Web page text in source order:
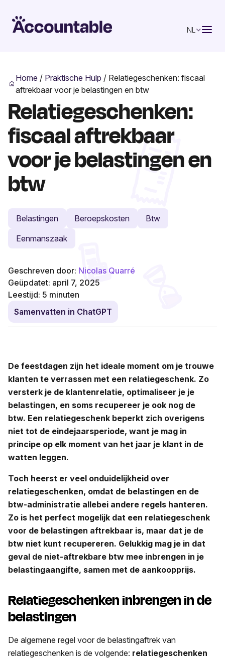
NL
Home / Praktische Hulp / Relatiegeschenken: fiscaal
aftrekbaar voor je belastingen en btw
Relatiegeschenken:
fiscaal aftrekbaar
voor je belastingen en
btw
Belastingen Beroepskosten
Btw
Eenmanszaak
Geschreven door: Nicolas Quarré
Geüpdatet: april 7, 2025
Leestijd: 5 minuten
Samenvatten in ChatGPT
De feestdagen zijn het ideale moment om je trouwe
klanten te verrassen met een relatiegeschenk. Zo
versterk je de klantenrelatie, optimaliseer je je
belastingen, en soms recupereer je ook nog de
btw. Een relatiegeschenk beperkt zich overigens
niet tot de eindejaarsperiode, want je mag in
principe op elk moment van het jaar je klant in de
watten leggen.
Toch heerst er veel onduidelijkheid over
relatiegeschenken, omdat de belastingen en de
btw-administratie allebei andere regels hanteren.
Zo is het perfect mogelijk dat een relatiegeschenk
voor de belastingen aftrekbaar is, maar dat je de
btw niet kunt recupereren. Gelukkig mag je in dat
geval de niet-aftrekbare btw mee inbrengen in je
belastingaangifte, samen met de aankoopprijs.
Relatiegeschenken inbrengen in de
belastingen
De algemene regel voor de belastingaftrek van
relatiegeschenken is de volgende: relatiegeschenken